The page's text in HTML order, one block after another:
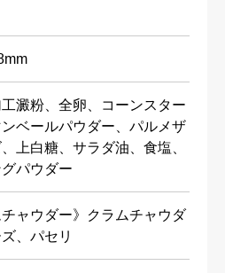
澱粉、全卵、コーンスター
ベールパウダー、パルメザ
上白糖、サラダ油、食塩、
パウダー
チャウダー》クラムチャウダ
、パセリ